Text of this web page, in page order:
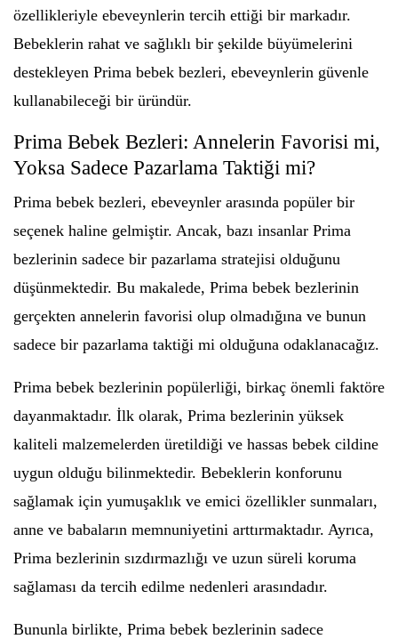
özellikleriyle ebeveynlerin tercih ettiği bir markadır.
Bebeklerin rahat ve sağlıklı bir şekilde büyümelerini
destekleyen Prima bebek bezleri, ebeveynlerin güvenle
kullanabileceği bir üründür.
Prima Bebek Bezleri: Annelerin Favorisi mi,
Yoksa Sadece Pazarlama Taktiği mi?
Prima bebek bezleri, ebeveynler arasında popüler bir
seçenek haline gelmiştir. Ancak, bazı insanlar Prima
bezlerinin sadece bir pazarlama stratejisi olduğunu
düşünmektedir. Bu makalede, Prima bebek bezlerinin
gerçekten annelerin favorisi olup olmadığına ve bunun
sadece bir pazarlama taktiği mi olduğuna odaklanacağız.
Prima bebek bezlerinin popülerliği, birkaç önemli faktöre
dayanmaktadır. İlk olarak, Prima bezlerinin yüksek
kaliteli malzemelerden üretildiği ve hassas bebek cildine
uygun olduğu bilinmektedir. Bebeklerin konforunu
sağlamak için yumuşaklık ve emici özellikler sunmaları,
anne ve babaların memnuniyetini arttırmaktadır. Ayrıca,
Prima bezlerinin sızdırmazlığı ve uzun süreli koruma
sağlaması da tercih edilme nedenleri arasındadır.
Bununla birlikte, Prima bebek bezlerinin sadece